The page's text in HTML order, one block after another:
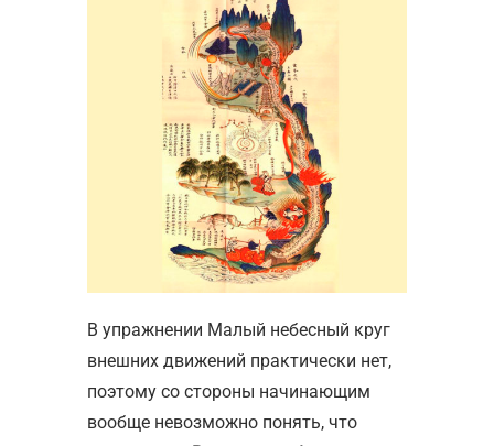
В упражнении Малый небесный круг
внешних движений практически нет,
поэтому со стороны начинающим
вообще невозможно понять, что